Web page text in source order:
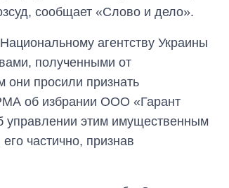
сообщает «Слово и дело».
агентству Украины
полученными от
просили признать
об избрании ООО «Гарант
этим имущественным
частично, признав
Дефицит памяти:
как вырос спрос